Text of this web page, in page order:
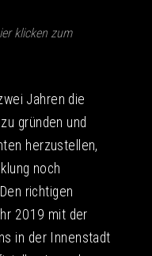
klicken zum
Jahren die
gründen und
herzustellen,
noch
richtigen
2019 mit der
in der Innenstadt